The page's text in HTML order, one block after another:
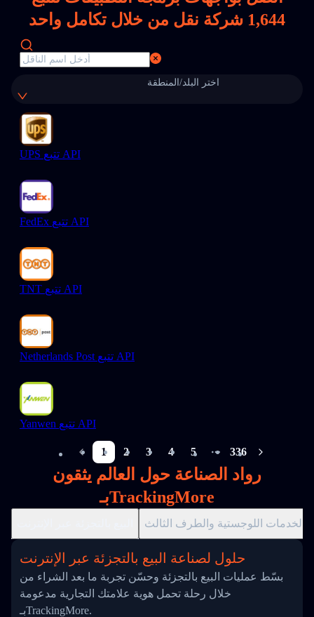
1,644 شركة نقل من خلال تكامل واحد
اختر البلد/المنطقة
UPS تتبع API
FedEx تتبع API
TNT تتبع API
Netherlands Post تتبع API
Yanwen تتبع API
1 2 3 4 5
More pages
336
رواد الصناعة حول العالم يثقون
بـTrackingMore
الخدمات اللوجستية والطرف الثالث
حلول لصناعة البيع بالتجزئة عبر الإنترنت
بسّط عمليات البيع بالتجزئة وحسّن تجربة ما بعد الشراء من
خلال رحلة تحمل هوية علامتك التجارية مدعومة
بـTrackingMore.